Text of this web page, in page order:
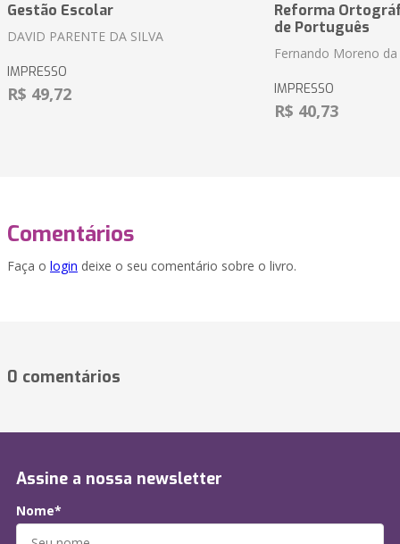
Gestão Escolar
DAVID PARENTE DA SILVA
IMPRESSO
R$ 49,72
Reforma
de Português
Fernando Moreno da
IMPRESSO
R$ 40,73
Comentários
Faça o login deixe o seu comentário sobre o livro.
0 comentários
Assine a nossa newsletter
Nome*